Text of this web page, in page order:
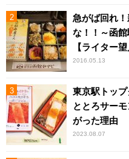
急がば回れ
な！！～函
【ライター
2016.05.13
東京駅トッ
ととろサー
がった理由
2023.08.07